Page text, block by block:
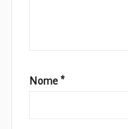
Nome *